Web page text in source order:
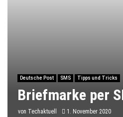
Deutsche Post SMS Tipps und Tricks
Briefmarke per
von Techaktuell 1. November 2020